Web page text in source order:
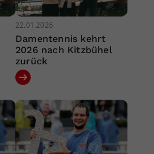
22.01.2026
Damentennis kehrt
2026 nach Kitzbühel
zurück